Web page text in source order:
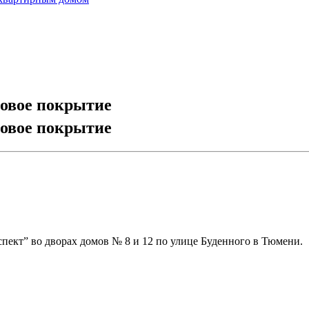
покрытие
покрытие
во дворах домов № 8 и 12 по улице Буденного в Тюмени.